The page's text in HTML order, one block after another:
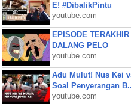
E! #DibalikPintu
youtube.com
EPISODE
DALANG PELO
youtube.com
Adu Mulut! Nus Kei
Soal Penyerangan
youtube.com